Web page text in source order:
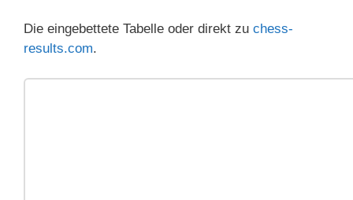
Die eingebettete Tabelle oder direkt zu chess-
results.com.